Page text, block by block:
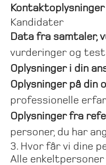
Kontaktoplysninger
Kandidater
Data fra samtaler,
vurderinger og
Oplysninger i din
Oplysninger på din
professionelle
Oplysninger fra
personer, du har
3. Hvor får vi dine
Alle enkeltpersoner